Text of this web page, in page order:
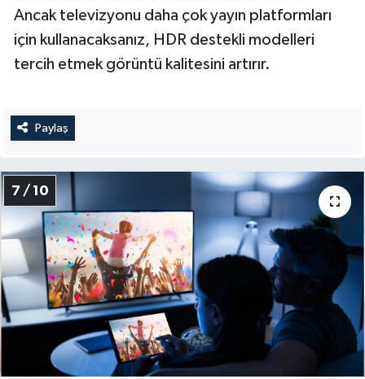
Ancak televizyonu daha çok yayın platformları
için kullanacaksanız, HDR destekli modelleri
tercih etmek görüntü kalitesini artırır.
Paylaş
7 / 10